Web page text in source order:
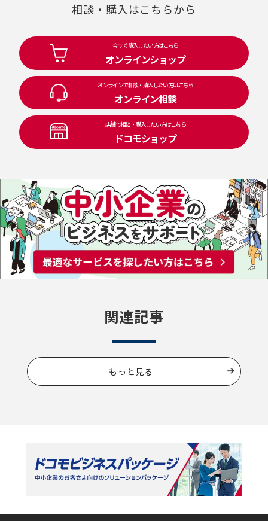
相談・購入はこちらから
今すぐ購入したい方はこちら
オンラインショップ
オンラインで相談・購入したい方はこちら
オンライン相談
店舗で相談・購入したい方はこちら
ドコモショップ
関連記事
もっと見る